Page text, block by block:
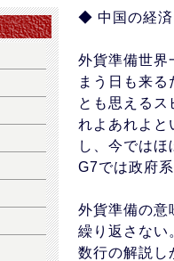
◆ 中国の経
外貨準備世界
まう日も来
とも思える
れよあれよと
し、今では
G7では政府
外貨準備の意
繰り返さない
数行の解説し